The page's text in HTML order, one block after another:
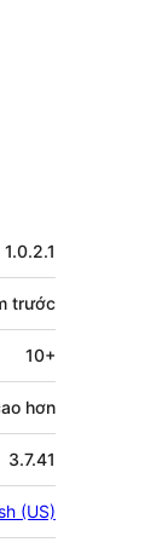
1.0.2.1
trước
10+
hơn
3.7.41
(US)